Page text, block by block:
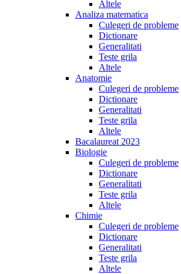
Altele
Analiza matematica
Culegeri de probleme
Dictionare
Generalitati
Teste grila
Altele
Anatomie
Culegeri de probleme
Dictionare
Generalitati
Teste grila
Altele
Bacalaureat 2023
Biologie
Culegeri de probleme
Dictionare
Generalitati
Teste grila
Altele
Chimie
Culegeri de probleme
Dictionare
Generalitati
Teste grila
Altele